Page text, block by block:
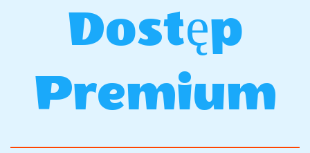
Dostęp
Premium